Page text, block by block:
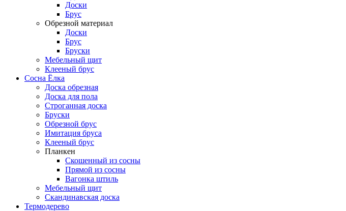
Доски
Брус
Обрезной материал
Доски
Брус
Бруски
Мебельный щит
Клееный брус
Сосна Ёлка
Доска обрезная
Доска для пола
Строганная доска
Бруски
Обрезной брус
Имитация бруса
Клееный брус
Планкен
Скошенный из сосны
Прямой из сосны
Вагонка штиль
Мебельный щит
Скандинавская доска
Термодерево